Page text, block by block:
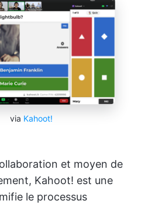
via Kahoot!
et moyen de
Kahoot! est une
le processus